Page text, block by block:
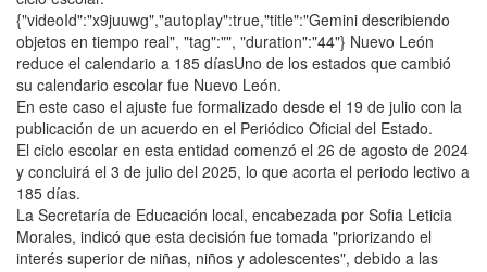
{"videoId":"x9juuwg","autoplay":true,"title":"Gemini describiendo
objetos en tiempo real", "tag":"", "duration":"44"} Nuevo León
reduce el calendario a 185 díasUno de los estados que cambió
su calendario escolar fue Nuevo León.
En este caso el ajuste fue formalizado desde el 19 de julio con la
publicación de un acuerdo en el Periódico Oficial del Estado.
El ciclo escolar en esta entidad comenzó el 26 de agosto de 2024
y concluirá el 3 de julio del 2025, lo que acorta el periodo lectivo a
185 días.
La Secretaría de Educación local, encabezada por Sofia Leticia
Morales, indicó que esta decisión fue tomada "priorizando el
interés superior de niñas, niños y adolescentes", debido a las